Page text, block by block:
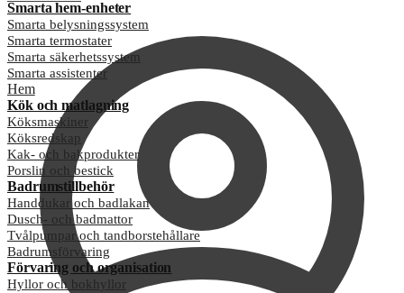
Smarta hem-enheter
Smarta belysningssystem
Smarta termostater
Smarta säkerhetssystem
Smarta assistenter
Hem
Kök och matlagning
Köksmaskiner
Köksredskap
Kak- och bakprodukter
Porslin och bestick
Badrumstillbehör
Handdukar och badlakan
Dusch- och badmattor
Tvålpumpar och tandborstehållare
Badrumsförvaring
Förvaring och organisation
Hyllor och bokhyllor